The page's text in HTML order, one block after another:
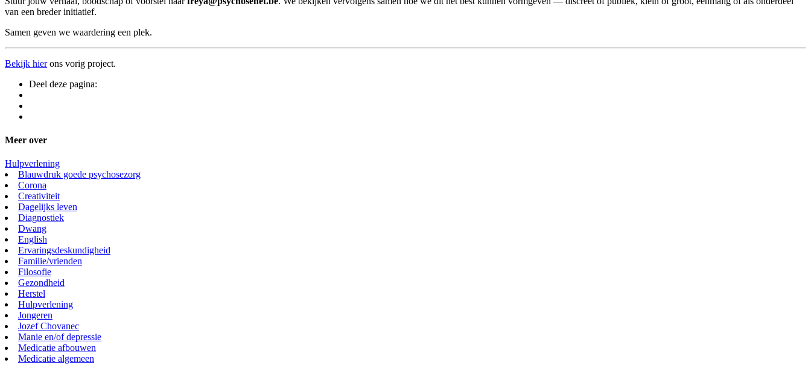
van een breder initiatief.
Samen geven we waardering een plek.
Bekijk hierons vorig project.
Deel deze pagina:
Meer over
Hulpverlening
Blauwdruk goede psychosezorg
Corona
Creativiteit
Dagelijks leven
Diagnostiek
Dwang
English
Ervaringsdeskundigheid
Familie/vrienden
Filosofie
Gezondheid
Herstel
Hulpverlening
Jongeren
Jozef Chovanec
Manie en/of depressie
Medicatie afbouwen
Medicatie algemeen